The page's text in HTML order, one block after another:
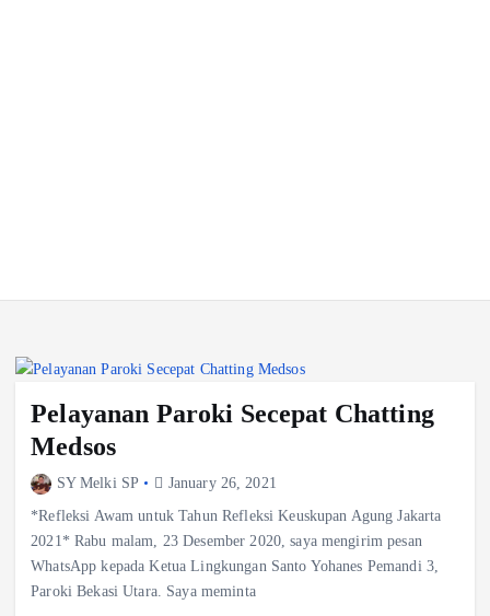
Pelayanan Paroki Secepat Chatting
Medsos
SY Melki SP January 26, 2021
*Refleksi Awam untuk Tahun Refleksi Keuskupan Agung Jakarta
2021* Rabu malam, 23 Desember 2020, saya mengirim pesan
WhatsApp kepada Ketua Lingkungan Santo Yohanes Pemandi 3,
Paroki Bekasi Utara. Saya meminta